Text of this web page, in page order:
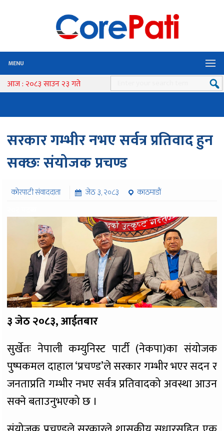
MENU
आज : २०८३ साउन २३ गते
सरकार गम्भीर नभए सर्वत्र प्रतिवाद हुन
सक्छः संयोजक प्रचण्ड
कोरपाटी संवाददाता जेठ ३, २०८३
काठमाडौं
३ जेठ २०८३, आईतबार
सुर्खेतः नेपाली कम्युनिस्ट पार्टी (नेकपा)का संयोजक
पुष्पकमल दाहाल ‘प्रचण्ड’ले सरकार गम्भीर भएर सदन र
जनताप्रति गम्भीर नभए सर्वत्र प्रतिवादको अवस्था आउन
सक्ने बताउनुभएको छ ।